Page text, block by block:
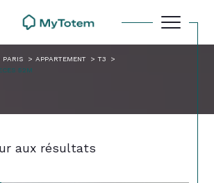
PARIS APPARTEMENT
T3
52M
aux résultats